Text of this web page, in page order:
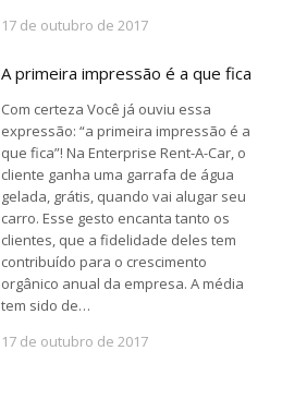
17 de outubro de 2017
A primeira impressão é a que fica
Com certeza Você já ouviu essa
expressão: “a primeira impressão é a
que fica”! Na Enterprise Rent-A-Car, o
cliente ganha uma garrafa de água
gelada, grátis, quando vai alugar seu
carro. Esse gesto encanta tanto os
clientes, que a fidelidade deles tem
contribuído para o crescimento
orgânico anual da empresa. A média
tem sido de…
17 de outubro de 2017